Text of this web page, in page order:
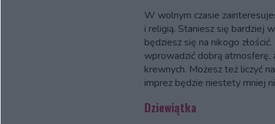
W wolnym czasie
i religią. Staniesz się bardziej
będziesz się na nikogo
wprowadzić dobrą atmosferę,
krewnych. Możesz też liczyć
imprez będzie niestety mniej
Dziewiątka